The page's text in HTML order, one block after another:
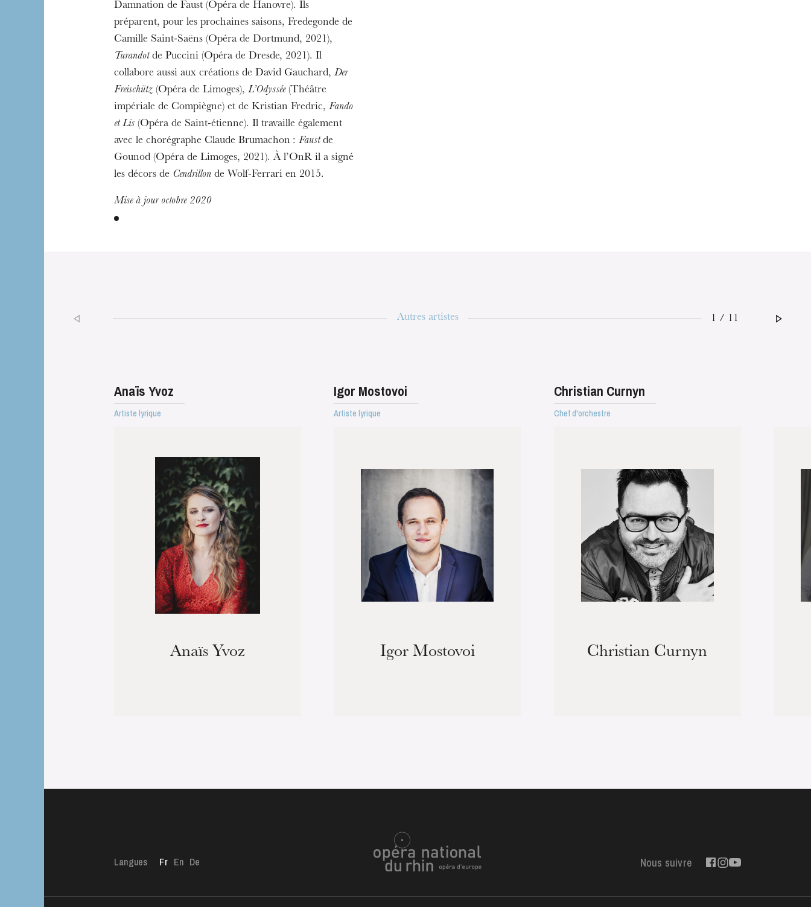
Strasbourg
Damnation de Faust (Opéra de Hanovre). Ils
préparent, pour les prochaines saisons, Fredegonde de
Camille Saint-Saëns (Opéra de Dortmund, 2021),
Turandotde Puccini (Opéra de Dresde, 2021). Il
collabore aussi aux créations de David Gauchard,Der
Freischütz(Opéra de Limoges), L’Odyssée(Théâtre
impériale de Compiègne) et de Kristian Fredric, Fando
et Lis(Opéra de Saint-étienne). Il travaille également
avec le chorégraphe Claude Brumachon : Faustde
Gounod (Opéra de Limoges, 2021). À l’OnR il a signé
les décors de Cendrillonde Wolf-Ferrari en 2015.
Mise à jour octobre 2020
Autres artistes 1 / 11
Anaïs Yvoz
Artiste lyrique
Anaïs Yvoz
Igor Mostovoi
Artiste lyrique
Igor Mostovoi
Christian Curnyn
Chef d'orchestre
Christian Curnyn
Langues Fr En De Nous suivre